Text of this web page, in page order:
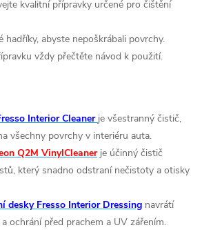
kvalitní přípravky určené pro čištění
hadříky, abyste nepoškrábali povrchy.
vždy přečtěte návod k použití.
Interior Cleaner je všestranný čistič,
všechny povrchy v interiéru auta.
Q2M VinylCleaner je účinný čistič
který snadno odstraní nečistoty a otisky
desky Fresso Interior Dressing navrátí
ochrání před prachem a UV zářením.